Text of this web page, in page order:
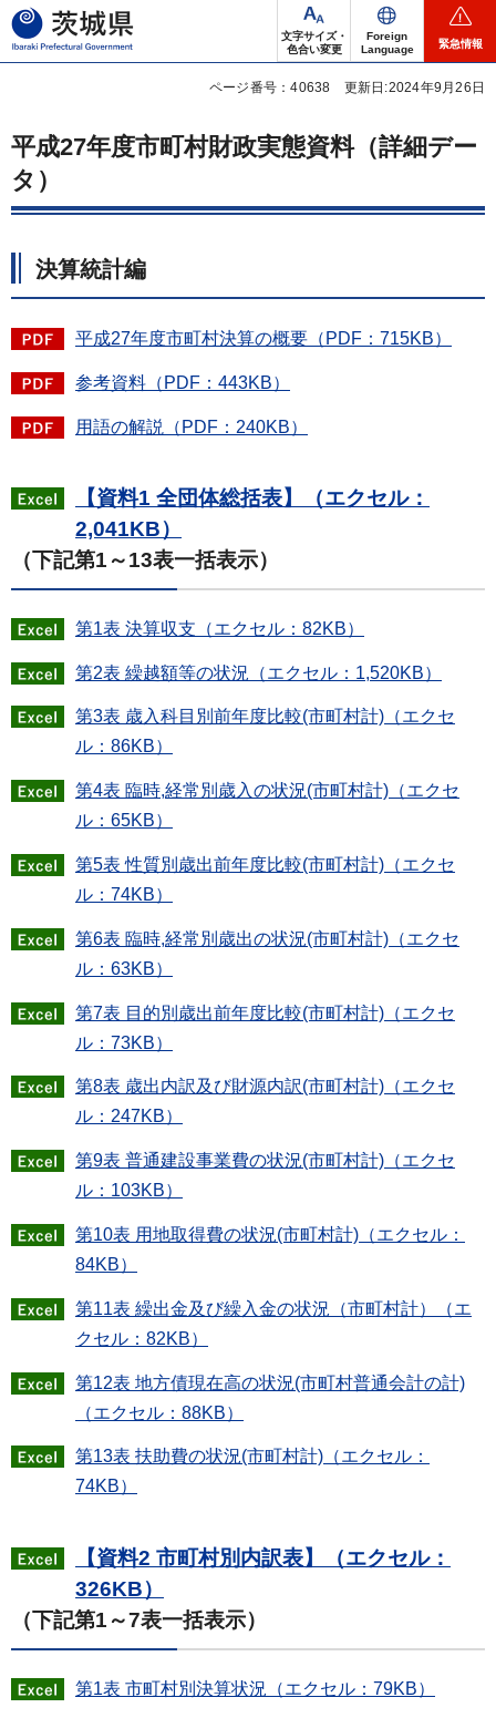
茨城県
文字サイズ・
色合い変更
Foreign
Language
緊急情報
ページ番号：40638 更新日:2024年9月26日
平成27年度市町村財政実態資料（詳細デー
タ）
決算統計編
平成27年度市町村決算の概要（PDF：715KB）
参考資料（PDF：443KB）
用語の解説（PDF：240KB）
【資料1 全団体総括表】（エクセル：
2,041KB）
（下記第1～13表一括表示）
第1表 決算収支（エクセル：82KB）
第2表 繰越額等の状況（エクセル：1,520KB）
第3表 歳入科目別前年度比較(市町村計)（エクセ
ル：86KB）
第4表 臨時,経常別歳入の状況(市町村計)（エクセ
ル：65KB）
第5表 性質別歳出前年度比較(市町村計)（エクセ
ル：74KB）
第6表 臨時,経常別歳出の状況(市町村計)（エクセ
ル：63KB）
第7表 目的別歳出前年度比較(市町村計)（エクセ
ル：73KB）
第8表 歳出内訳及び財源内訳(市町村計)（エクセ
ル：247KB）
第9表 普通建設事業費の状況(市町村計)（エクセ
ル：103KB）
第10表 用地取得費の状況(市町村計)（エクセル：
84KB）
第11表 繰出金及び繰入金の状況（市町村計）（エ
クセル：82KB）
第12表 地方債現在高の状況(市町村普通会計の計)
（エクセル：88KB）
第13表 扶助費の状況(市町村計)（エクセル：
74KB）
【資料2 市町村別内訳表】（エクセル：
326KB）
（下記第1～7表一括表示）
第1表 市町村別決算状況（エクセル：79KB）